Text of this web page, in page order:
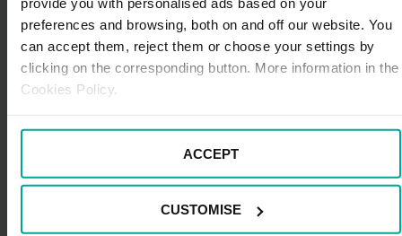
preferences and browsing, both on and off our website. You
can accept them, reject them or choose your settings by
clicking on the corresponding button. More information in the
Cookies Policy.
ACCEPT
CUSTOMISE
y aprovechar recursos naturalesque no generan
impacto ambiental. Además, la producción sostenible
también abre una magnífica ventana de oportunidad
para muchas empresas del sector, ya que liderar el
diseño de soluciones innovadoras, creativas y
convertirla en un modelo a seguir.
industria del cáñamo: en Europa, Francia es el mayor